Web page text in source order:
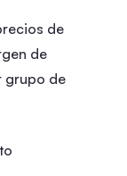
de
de
grupo de